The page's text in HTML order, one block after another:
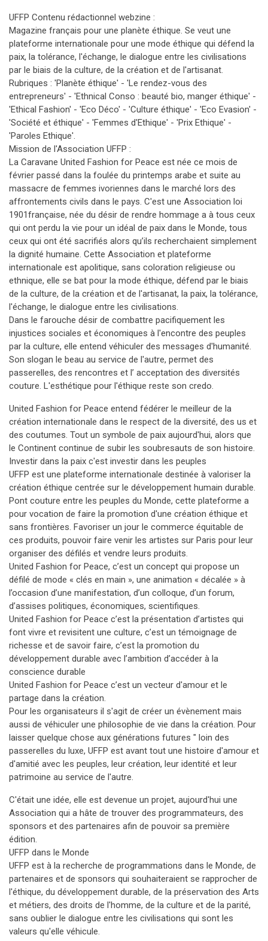
UFFP Contenu rédactionnel webzine :
Magazine français pour une planète éthique. Se veut une
plateforme internationale pour une mode éthique qui défend la
paix, la tolérance, l'échange, le dialogue entre les civilisations
par le biais de la culture, de la création et de l'artisanat.
Rubriques : 'Planète éthique' - 'Le rendez-vous des
entrepreneurs' - 'Ethnical Conso : beauté bio, manger éthique' -
'Ethical Fashion' - 'Eco Déco' - 'Culture éthique' - 'Eco Evasion' -
'Société et éthique' - 'Femmes d'Ethique' - 'Prix Ethique' -
'Paroles Ethique'.
Mission de l'Association UFFP :
La Caravane United Fashion for Peace est née ce mois de
février passé dans la foulée du printemps arabe et suite au
massacre de femmes ivoriennes dans le marché lors des
affrontements civils dans le pays. C'est une Association loi
1901française, née du désir de rendre hommage a à tous ceux
qui ont perdu la vie pour un idéal de paix dans le Monde, tous
ceux qui ont été sacrifiés alors qu’ils recherchaient simplement
la dignité humaine. Cette Association et plateforme
internationale est apolitique, sans coloration religieuse ou
ethnique, elle se bat pour la mode éthique, défend par le biais
de la culture, de la création et de l'artisanat, la paix, la tolérance,
l'échange, le dialogue entre les civilisations.
Dans le farouche désir de combattre pacifiquement les
injustices sociales et économiques à l'encontre des peuples
par la culture, elle entend véhiculer des messages d'humanité.
Son slogan le beau au service de l'autre, permet des
passerelles, des rencontres et l’ acceptation des diversités
couture. L'esthétique pour l'éthique reste son credo.
United Fashion for Peace entend fédérer le meilleur de la
création internationale dans le respect de la diversité, des us et
des coutumes. Tout un symbole de paix aujourd'hui, alors que
le Continent continue de subir les soubresauts de son histoire.
Investir dans la paix c'est investir dans les peuples
UFFP est une plateforme internationale destinée à valoriser la
création éthique centrée sur le développement humain durable.
Pont couture entre les peuples du Monde, cette plateforme a
pour vocation de faire la promotion d'une création éthique et
sans frontières. Favoriser un jour le commerce équitable de
ces produits, pouvoir faire venir les artistes sur Paris pour leur
organiser des défilés et vendre leurs produits.
United Fashion for Peace, c’est un concept qui propose un
défilé de mode « clés en main », une animation « décalée » à
l’occasion d’une manifestation, d’un colloque, d’un forum,
d’assises politiques, économiques, scientifiques.
United Fashion for Peace c’est la présentation d’artistes qui
font vivre et revisitent une culture, c’est un témoignage de
richesse et de savoir faire, c’est la promotion du
développement durable avec l’ambition d’accéder à la
conscience durable
United Fashion for Peace c’est un vecteur d'amour et le
partage dans la création.
Pour les organisateurs il s'agit de créer un évènement mais
aussi de véhiculer une philosophie de vie dans la création. Pour
laisser quelque chose aux générations futures " loin des
passerelles du luxe, UFFP est avant tout une histoire d'amour et
d'amitié avec les peuples, leur création, leur identité et leur
patrimoine au service de l'autre.
C'était une idée, elle est devenue un projet, aujourd'hui une
Association qui a hâte de trouver des programmateurs, des
sponsors et des partenaires afin de pouvoir sa première
édition.
UFFP dans le Monde
UFFP est à la recherche de programmations dans le Monde, de
partenaires et de sponsors qui souhaiteraient se rapprocher de
l'éthique, du développement durable, de la préservation des Arts
et métiers, des droits de l'homme, de la culture et de la parité,
sans oublier le dialogue entre les civilisations qui sont les
valeurs qu'elle véhicule.